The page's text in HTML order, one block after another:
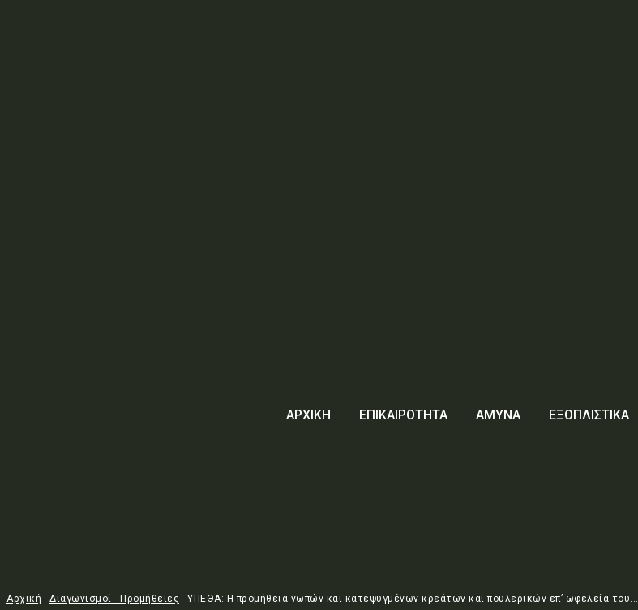
ΑΡΧΙΚΗ ΕΠΙΚΑΙΡΟΤΗΤΑ ΑΜΥΝΑ ΕΞΟΠΛΙΣΤΙΚΑ
Αρχική Διαγωνισμοί - Προμήθειες ΥΠΕΘΑ: Η προμήθεια νωπών και κατεψυγμένων κρεάτων και πουλερικών επ’ ωφελεία του...